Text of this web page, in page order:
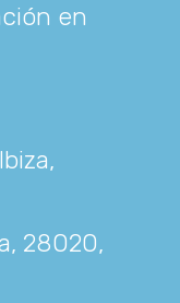
en
28020,